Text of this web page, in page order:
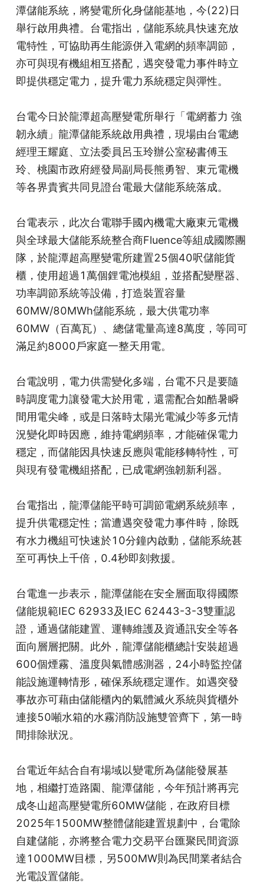
潭儲能系統，將變電所化身儲能基地，今(22)日
舉行啟用典禮。台電指出，儲能系統具快速充放
電特性，可協助再生能源併入電網的頻率調節，
亦可與現有機組相互搭配，遇突發電力事件時立
即提供穩定電力，提升電力系統穩定與彈性。
台電今日於龍潭超高壓變電所舉行「電網蓄力 強
韌永續」龍潭儲能系統啟用典禮，現場由台電總
經理王耀庭、立法委員呂玉玲辦公室秘書傅玉
玲、桃園市政府經發局副局長熊勇智、東元電機
等各界貴賓共同見證台電最大儲能系統落成。
台電表示，此次台電聯手國內機電大廠東元電機
與全球最大儲能系統整合商Fluence等組成國際團
隊，於龍潭超高壓變電所建置25個40呎儲能貨
櫃，使用超過1萬個鋰電池模組，並搭配變壓器、
功率調節系統等設備，打造裝置容量
60MW/80MWh儲能系統，最大供電功率
60MW（百萬瓦）、總儲電量高達8萬度，等同可
滿足約8000戶家庭一整天用電。
台電說明，電力供需變化多端，台電不只是要隨
時調度電力讓發電大於用電，還需配合如酷暑瞬
間用電尖峰，或是日落時太陽光電減少等多元情
況變化即時因應，維持電網頻率，才能確保電力
穩定，而儲能因具快速反應與電能移轉特性，可
與現有發電機組搭配，已成電網強韌新利器。
台電指出，龍潭儲能平時可調節電網系統頻率，
提升供電穩定性；當遭遇突發電力事件時，除既
有水力機組可快速於10分鐘內啟動，儲能系統甚
至可再快上千倍，0.4秒即刻救援。
台電進一步表示，龍潭儲能在安全層面取得國際
儲能規範IEC 62933及IEC 62443-3-3雙重認
證，通過儲能建置、運轉維護及資通訊安全等各
面向層層把關。此外，龍潭儲能櫃總計安裝超過
600個煙霧、溫度與氣體感測器，24小時監控儲
能設施運轉情形，確保系統穩定運作。如遇突發
事故亦可藉由儲能櫃內的氣體滅火系統與貨櫃外
連接50噸水箱的水霧消防設施雙管齊下，第一時
間排除狀況。
台電近年結合自有場域以變電所為儲能發展基
地，相繼打造路園、龍潭儲能，今年預計將再完
成冬山超高壓變電所60MW儲能，在政府目標
2025年1500MW整體儲能建置規劃中，台電除
自建儲能，亦將整合電力交易平台匯聚民間資源
達1000MW目標，另500MW則為民間業者結合
光電設置儲能。